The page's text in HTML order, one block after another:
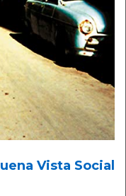
Vista Social